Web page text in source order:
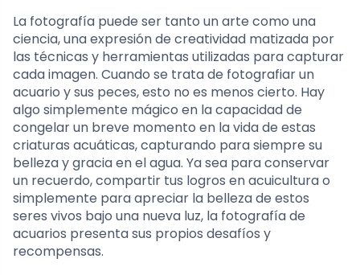
La fotografía puede ser tanto un arte como una
ciencia, una expresión de creatividad matizada por
las técnicas y herramientas utilizadas para capturar
cada imagen. Cuando se trata de fotografiar un
acuario y sus peces, esto no es menos cierto. Hay
algo simplemente mágico en la capacidad de
congelar un breve momento en la vida de estas
criaturas acuáticas, capturando para siempre su
belleza y gracia en el agua. Ya sea para conservar
un recuerdo, compartir tus logros en acuicultura o
simplemente para apreciar la belleza de estos
seres vivos bajo una nueva luz, la fotografía de
acuarios presenta sus propios desafíos y
recompensas.